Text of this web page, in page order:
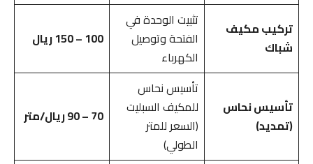
تركيب مكيف
شباك
تثبيت الوحدة في
الفتحة وتوصيل
الكهرباء
100 – 150 ريال
تأسيس نحاس
(تمديد)
تأسيس نحاس
للمكيف السبليت
(السعر للمتر
الطولي)
70 – 90 ريال/متر